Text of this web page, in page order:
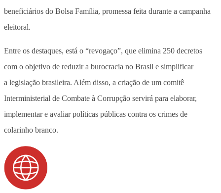
beneficiários do Bolsa Família, promessa feita durante a campanha
eleitoral.
Entre os destaques, está o “revogaço”, que elimina 250 decretos
com o objetivo de reduzir a burocracia no Brasil e simplificar
a legislação brasileira. Além disso, a criação de um comitê
Interministerial de Combate à Corrupção servirá para elaborar,
implementar e avaliar políticas públicas contra os crimes de
colarinho branco.